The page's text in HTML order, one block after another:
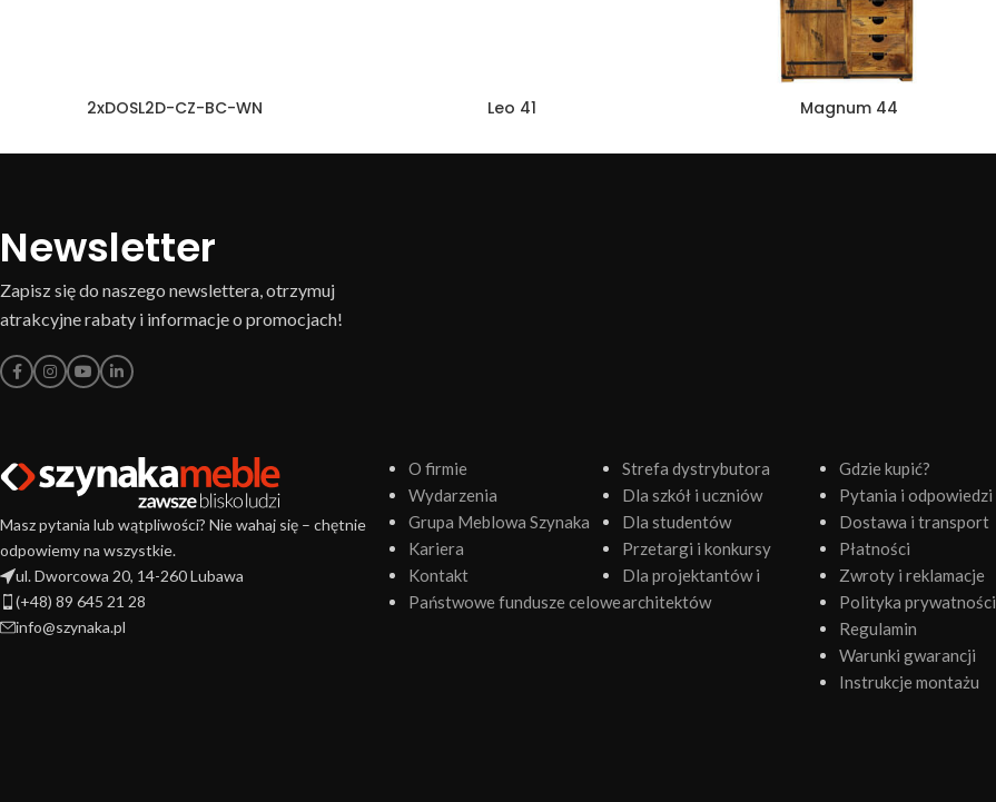
2xDOSL2D-CZ-BC-WN Leo 41 Magnum 44
Newsletter
Zapisz się do naszego newslettera, otrzymuj
atrakcyjne rabaty i informacje o promocjach!
Masz pytania lub wątpliwości? Nie wahaj się – chętnie
odpowiemy na wszystkie.
ul. Dworcowa 20, 14-260 Lubawa
(+48) 89 645 21 28
info@szynaka.pl
O firmie
Wydarzenia
Grupa Meblowa Szynaka
Kariera
Kontakt
Państwowe fundusze celowe
Strefa dystrybutora
Dla szkół i uczniów
Dla studentów
Przetargi i konkursy
Dla projektantów i
architektów
Gdzie kupić?
Pytania i odpowiedzi
Dostawa i transport
Płatności
Zwroty i reklamacje
Polityka prywatności
Regulamin
Warunki gwarancji
Instrukcje montażu